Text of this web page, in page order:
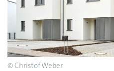
© Christof Weber